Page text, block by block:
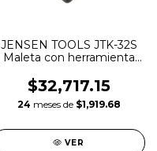
JENSEN TOOLS JTK-32S
Maleta con herramienta
$32,717.15
24 meses de $1,919.68
VER